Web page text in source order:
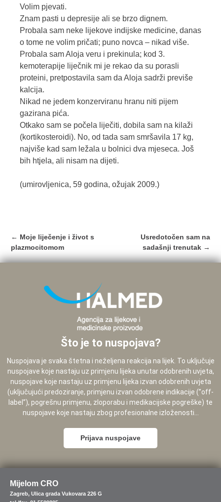
Volim pjevati.
Znam pasti u depresije ali se brzo dignem.
Probala sam neke lijekove indijske medicine, danas
o tome ne volim pričati; puno novca – nikad više.
Probala sam Aloja veru i prekinula; kod 3.
kemoterapije liječnik mi je rekao da su porasli
proteini, pretpostavila sam da Aloja sadrži previše
kalcija.
Nikad ne jedem konzerviranu hranu niti pijem
gazirana pića.
Otkako sam se počela liječiti, dobila sam na kilaži
(kortikosteroidi). No, od tada sam smršavila 17 kg,
najviše kad sam ležala u bolnici dva mjeseca. Još
bih htjela, ali nisam na dijeti.
(umirovljenica, 59 godina, ožujak 2009.)
Post
navigation
← Moje liječenje i život s
plazmocitomom
Usredotočen sam na
sadašnji trenutak →
Što je to nuspojava?
Nuspojava je svaka štetna i neželjena reakcija na lijek. To uključuje
nuspojave koje nastaju uz primjenu lijeka unutar odobrenih uvjeta,
nuspojave koje nastaju uz primjenu lijeka izvan odobrenih uvjeta
(uključujući predoziranje, primjenu izvan odobrene indikacije (”off-
label”), pogrešnu primjenu, zloporabu i medikacijske pogreške) te
nuspojave koje nastaju zbog profesionalne izloženosti...
Prijava nuspojave
Mijelom CRO
Zagreb, Ulica grada Vukovara 226 G